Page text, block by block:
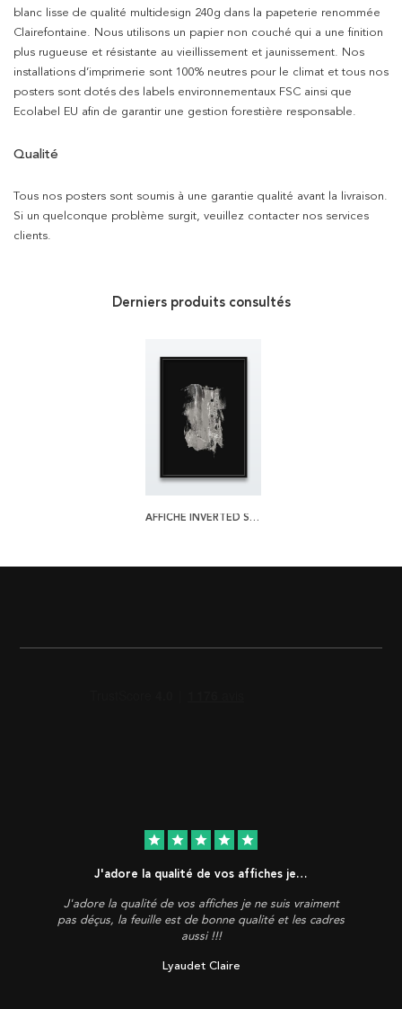
blanc lisse de qualité multidesign 240g dans la papeterie renommée
Clairefontaine. Nous utilisons un papier non couché qui a une finition
plus rugueuse et résistante au vieillissement et jaunissement. Nos
installations d’imprimerie sont 100% neutres pour le climat et tous nos
posters sont dotés des labels environnementaux FSC ainsi que
Ecolabel EU afin de garantir une gestion forestière responsable.
Qualité
Tous nos posters sont soumis à une garantie qualité avant la livraison.
Si un quelconque problème surgit, veuillez contacter nos services
clients.
Derniers produits consultés
AFFICHE INVERTED STROKES
star star star star star
J'adore la qualité de vos affiches je…
J'adore la qualité de vos affiches je ne suis vraiment
pas déçus, la feuille est de bonne qualité et les cadres
aussi !!!
Lyaudet Claire